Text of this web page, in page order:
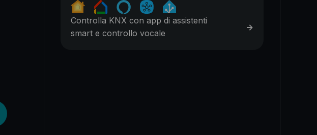
Controlla KNX con app di assistenti
smart e controllo vocale
->